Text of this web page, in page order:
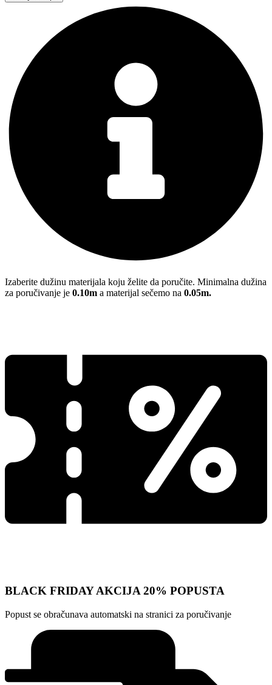
količina
Izaberite dužinu materijala koju želite da poručite. Minimalna dužina
za poručivanje je 0.10m a materijal sečemo na 0.05m.
BLACK FRIDAY AKCIJA 20% POPUSTA
Popust se obračunava automatski na stranici za poručivanje